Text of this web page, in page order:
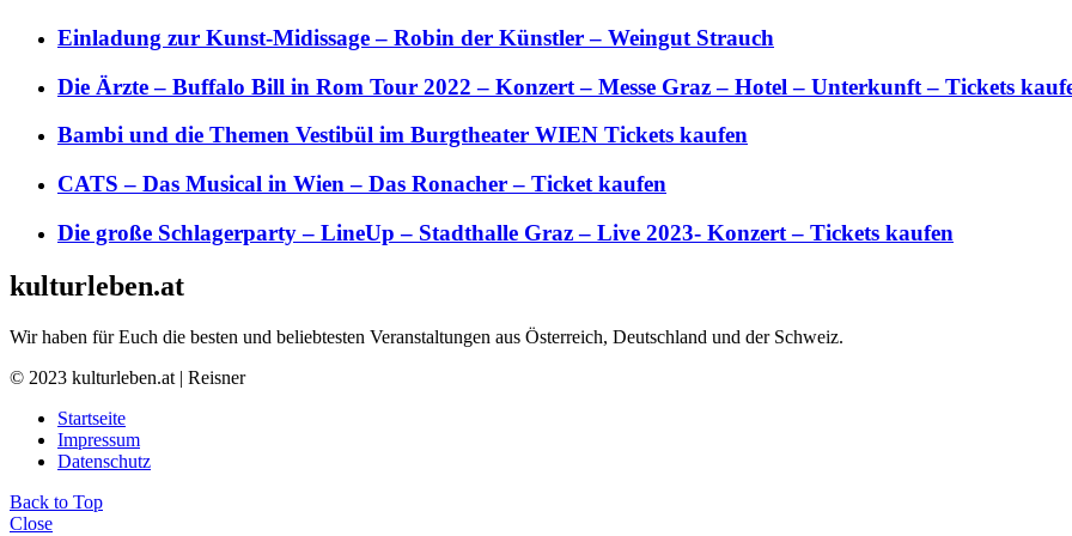
Einladung zur Kunst-Midissage – Robin der Künstler – Weingut Strauch
Die Ärzte – Buffalo Bill in Rom Tour 2022 – Konzert – Messe Graz – Hotel – Unterkunft – Tickets
Bambi und die Themen Vestibül im Burgtheater WIEN Tickets kaufen
CATS – Das Musical in Wien – Das Ronacher – Ticket kaufen
Die große Schlagerparty – LineUp – Stadthalle Graz – Live 2023- Konzert – Tickets kaufen
kulturleben.at
Wir haben für Euch die besten und beliebtesten Veranstaltungen aus Österreich, Deutschland und der Schweiz.
© 2023 kulturleben.at | Reisner
Startseite
Impressum
Datenschutz
Back to Top
Close